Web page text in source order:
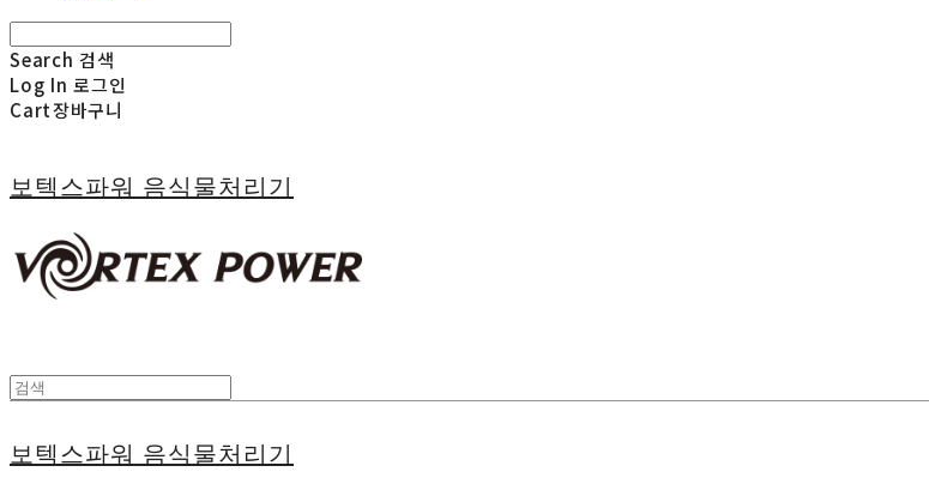
Search 검색
Log In 로그인
Cart장바구니
보텍스파워 음식물처리기
보텍스파워 음식물처리기